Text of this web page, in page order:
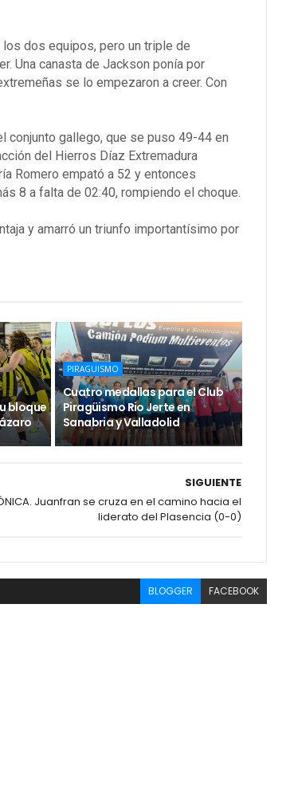
dos equipos, pero un triple de
Una canasta de Jackson ponía por
se lo empezaron a creer. Con
conjunto gallego, que se puso 49-44 en
del Hierros Díaz Extremadura
Romero empató a 52 y entonces
8 a falta de 02:40, rompiendo el choque.
y amarró un triunfo importantísimo por
bloque
PIRAGUISMO
Cuatro medallas para el Club
Piragüismo Rio Jerte en
Sanabria y Valladolid
SIGUIENTE
Juanfran se cruza en el camino hacia el
liderato del Plasencia (0-0)
BLOGGER FACEBOOK